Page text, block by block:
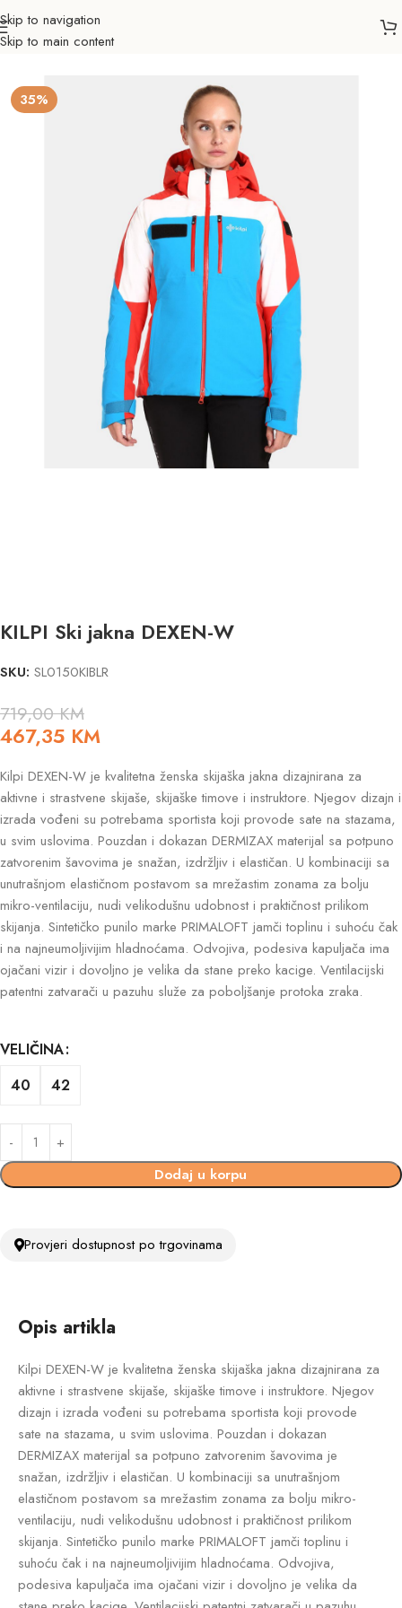
Skip to navigation
Skip to main content
Početna Sve za zimu
35%
KILPI Ski jakna DEXEN-W
SKU: SL0150KIBLR
719,00KM
467,35 KM
Kilpi DEXEN-W je kvalitetna ženska skijaška jakna dizajnirana za
aktivne i strastvene skijaše, skijaške timove i instruktore. Njegov dizajn i
izrada vođeni su potrebama sportista koji provode sate na stazama,
u svim uslovima. Pouzdan i dokazan DERMIZAX materijal sa potpuno
zatvorenim šavovima je snažan, izdržljiv i elastičan. U kombinaciji sa
unutrašnjom elastičnom postavom sa mrežastim zonama za bolju
mikro-ventilaciju, nudi velikodušnu udobnost i praktičnost prilikom
skijanja. Sintetičko punilo marke PRIMALOFT jamči toplinu i suhoću čak
i na najneumoljivijim hladnoćama. Odvojiva, podesiva kapuljača ima
ojačani vizir i dovoljno je velika da stane preko kacige. Ventilacijski
patentni zatvarači u pazuhu služe za poboljšanje protoka zraka.
VELIČINA
40
42
Dodaj u korpu
Provjeri dostupnost po trgovinama
Opis artikla
Kilpi DEXEN-W je kvalitetna ženska skijaška jakna dizajnirana za
aktivne i strastvene skijaše, skijaške timove i instruktore. Njegov
dizajn i izrada vođeni su potrebama sportista koji provode
sate na stazama, u svim uslovima. Pouzdan i dokazan
DERMIZAX materijal sa potpuno zatvorenim šavovima je
snažan, izdržljiv i elastičan. U kombinaciji sa unutrašnjom
elastičnom postavom sa mrežastim zonama za bolju mikro-
ventilaciju, nudi velikodušnu udobnost i praktičnost prilikom
skijanja. Sintetičko punilo marke PRIMALOFT jamči toplinu i
suhoću čak i na najneumoljivijim hladnoćama. Odvojiva,
podesiva kapuljača ima ojačani vizir i dovoljno je velika da